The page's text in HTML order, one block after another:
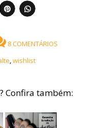
8 COMENTÁRIOS
,wishlist
Confira também: